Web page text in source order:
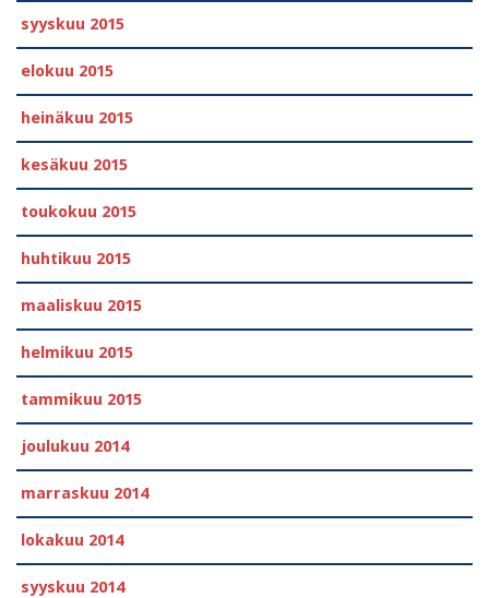
syyskuu 2015
elokuu 2015
heinäkuu 2015
kesäkuu 2015
toukokuu 2015
huhtikuu 2015
maaliskuu 2015
helmikuu 2015
tammikuu 2015
joulukuu 2014
marraskuu 2014
lokakuu 2014
syyskuu 2014